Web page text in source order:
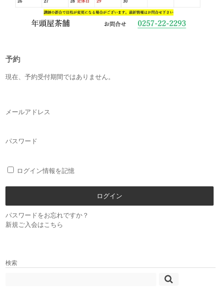
予約
現在、予約受付期間ではありません。
メールアドレス
パスワード
ログイン情報を記憶
パスワードをお忘れですか？
新規ご入会はこちら
検索